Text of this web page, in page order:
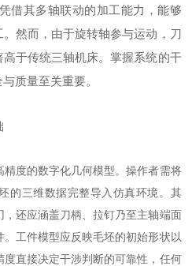
其多轴联动的加工能力，能够
然而，由于旋转轴参与运动，刀
于传统三轴机床。掌握系统的干
质量至关重要。
度的数字化几何模型。操作者需将
的三维数据完整导入仿真环境。其
还应涵盖刀柄、拉钉乃至主轴端面
工件模型应反映毛坯的初始形状以
直接决定干涉判断的可靠性，任何